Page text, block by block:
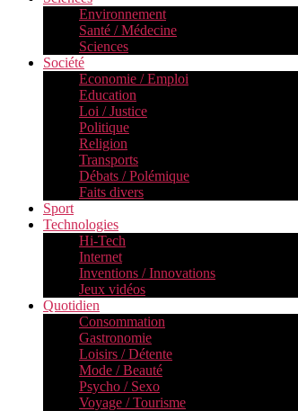
Environnement
Santé / Médecine
Sciences
Société
Economie / Emploi
Education
Loi / Justice
Politique
Religion
Transports
Débats / Polémique
Faits divers
Sport
Technologies
Hi-Tech
Internet
Inventions / Innovations
Jeux vidéos
Quotidien
Consommation
Gastronomie
Loisirs / Détente
Mode / Beauté
Psycho / Sexo
Voyage / Tourisme